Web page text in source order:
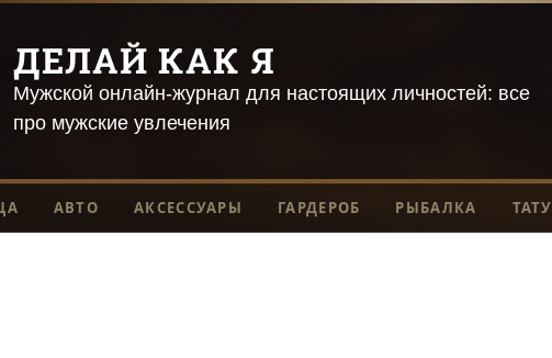
ДЕЛАЙ КАК Я
Мужской онлайн-журнал для настоящих личностей: все
про мужские увлечения
АВТО АКСЕССУАРЫ ГАРДЕРОБ РЫБАЛКА ТАТУ